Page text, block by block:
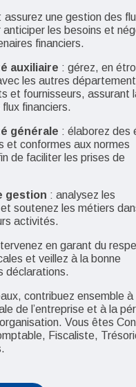
: assurez une gestion des
anticiper les besoins et
financiers.
auxiliaire : gérez, en
les autres
et fournisseurs, assurant
financiers.
générale : élaborez des
et conformes aux normes
de faciliter les prises de
gestion : analysez les
soutenez les métiers
activités.
en garant du
et veillez à la bonne
déclarations.
contribuez ensemble à
de l’entreprise et à la
Vous êtes
Fiscaliste,